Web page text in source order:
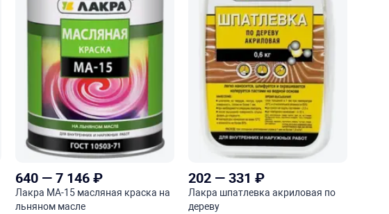
640 —7 146₽
Лакра МА-15 масляная краска на
льняном масле
202 —331 ₽
Лакра шпатлевка акриловая по
дереву